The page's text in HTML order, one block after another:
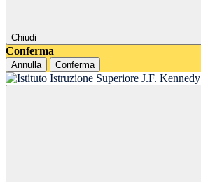
Chiudi
Conferma
Annulla Conferma